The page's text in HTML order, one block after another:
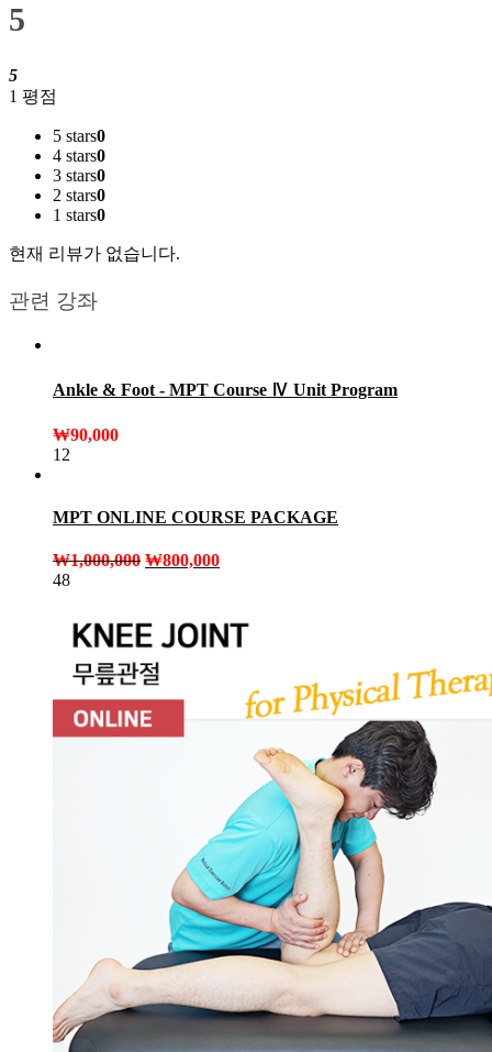
5
5
1 평점
5 stars0
4 stars0
3 stars0
2 stars0
1 stars0
현재 리뷰가 없습니다.
관련 강좌
Ankle & Foot - MPT Course Ⅳ Unit Program
₩90,000
12
MPT ONLINE COURSE PACKAGE
₩1,000,000 ₩800,000
48